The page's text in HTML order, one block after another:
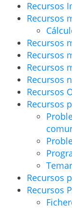
Recursos
Recursos
Recursos
Recursos
Recursos
Recursos
Recursos
Recursos
Recursos
Recursos